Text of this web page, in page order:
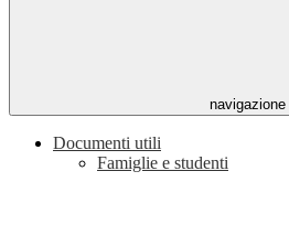
navigazione
Documenti utili
Famiglie e studenti